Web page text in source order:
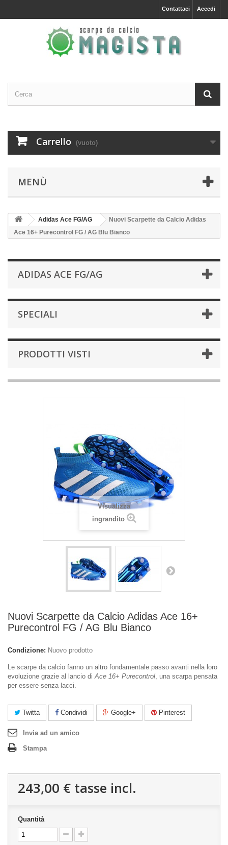
Accedi
Contattaci
Carrello (vuoto)
MENÙ
Adidas Ace FG/AG
Nuovi Scarpette da Calcio Adidas
Ace 16+ Purecontrol FG / AG Blu Bianco
ADIDAS ACE FG/AG
SPECIALI
PRODOTTI VISTI
Visualizza
ingrandito
Nuovi Scarpette da Calcio Adidas Ace 16+
Purecontrol FG / AG Blu Bianco
Condizione: Nuovo prodotto
Le scarpe da calcio fanno un altro fondamentale passo avanti nella loro
evoluzione grazie al lancio diAce 16+ Purecontrol, una scarpa pensata
per essere senza lacci.
Twitta Condividi Google+ Pinterest
Invia ad un amico
Stampa
243,00 € tasse incl.
Quantità